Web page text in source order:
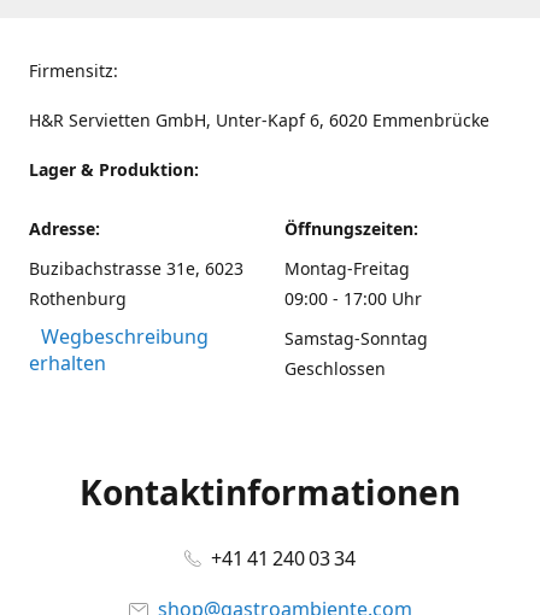
Firmensitz:
H&R Servietten GmbH, Unter-Kapf 6, 6020 Emmenbrücke
Lager & Produktion:
Adresse:
Buzibachstrasse 31e, 6023
Rothenburg
Wegbeschreibung
erhalten
Öffnungszeiten:
Montag-Freitag
09:00 - 17:00 Uhr
Samstag-Sonntag
Geschlossen
Kontaktinformationen
+41 41 240 03 34
shop@gastroambiente.com